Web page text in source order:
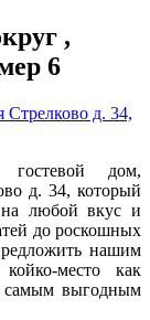
,
6
дом,
д. 34, который
на любой вкус и
до роскошных
нашим
место как
самым выгодным